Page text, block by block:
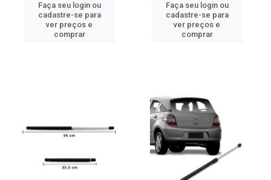
Faça seu login ou
cadastre-se para
ver preços e
comprar
Faça seu login ou
cadastre-se para
ver preços e
comprar